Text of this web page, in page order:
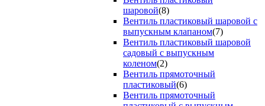
шаровой(8)
Вентиль пластиковый шаровой с
выпускным клапаном(7)
Вентиль пластиковый шаровой
садовый с выпускным
коленом(2)
Вентиль прямоточный
пластиковый(6)
Вентиль прямоточный